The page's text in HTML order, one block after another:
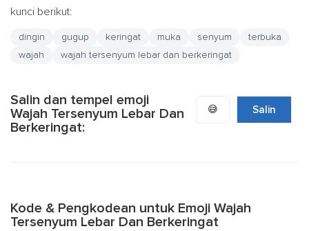
kunci berikut:
dingin gugup keringat muka senyum
terbuka
wajah
wajah tersenyum lebar dan berkeringat
Salin dan tempel emoji
Wajah Tersenyum Lebar Dan
Berkeringat:
😅 Salin
Kode & Pengkodean untuk Emoji Wajah
Tersenyum Lebar Dan Berkeringat